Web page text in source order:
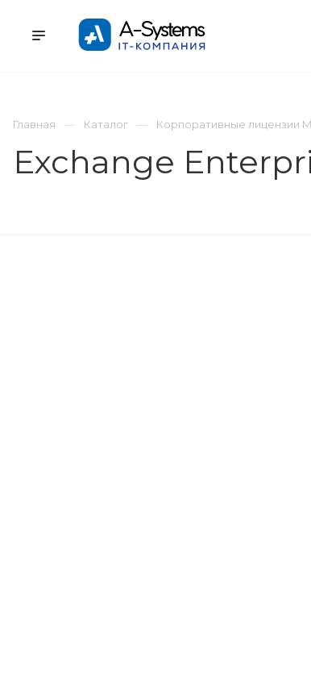
Главная
Каталог Корпоративные лицензии
Exchange